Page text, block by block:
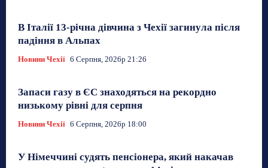
В Італії 13-річна дівчина з Чехії загинула після
падіння в Альпах
Новини Чехії 6 Серпня, 2026р 21:26
Запаси газу в ЄС знаходяться на рекордно
низькому рівні для серпня
Новини Чехії 6 Серпня, 2026р 18:00
У Німеччині судять пенсіонера, який накачав